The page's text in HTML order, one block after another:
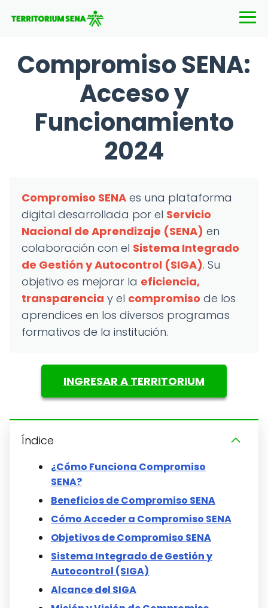
Compromiso SENA:
Acceso y
Funcionamiento
2024
Compromiso SENA es una plataforma
digital desarrollada por el Servicio
Nacional de Aprendizaje (SENA) en
colaboración con el Sistema Integrado
de Gestión y Autocontrol (SIGA). Su
objetivo es mejorar la eficiencia,
transparencia y el compromiso de los
aprendices en los diversos programas
formativos de la institución.
INGRESAR A TERRITORIUM
Índice
¿Cómo Funciona Compromiso
SENA?
Beneficios de Compromiso SENA
Cómo Acceder a Compromiso SENA
Objetivos de Compromiso SENA
Sistema Integrado de Gestión y
Autocontrol (SIGA)
Alcance del SIGA